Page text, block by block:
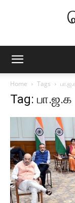
Home Tags
Tag: பா.ஜ.க